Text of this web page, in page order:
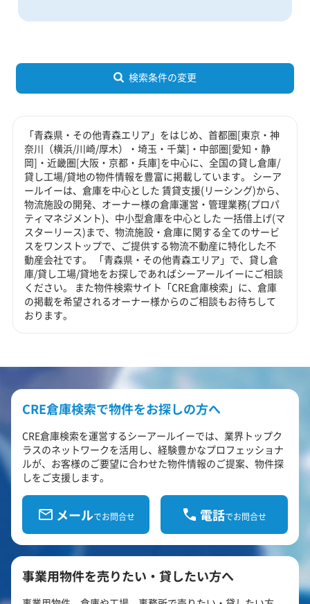
検索条件の変更
「青森県・その他青森エリア」をはじめ、首都圏[東京・神
奈川（横浜/川崎/厚木）・埼玉・千葉]・中部圏[愛知・静
岡]・近畿圏[大阪・京都・兵庫]を中心に、全国の貸し倉庫/
貸し工場/貸地の物件情報を豊富に掲載しています。 シーア
ールイーは、倉庫を中心とした 賃貸支援(リーシング)から、
物流施設の開発、オーナー様の倉庫運営・管理業務(プロパ
ティマネジメント)、中小型倉庫を中心とした 一括借上げ(マ
スターリース)まで、物流施設・倉庫に関する全てのサービ
スをワンストップで、ご提供する物流不動産に特化した不
動産会社です。 「青森県・その他青森エリア」で、貸し倉
庫/貸し工場/貸地をお探しであればシーアールイーにご相談
ください。 また物件検索サイト「CRE倉庫検索」に、倉庫
の掲載を希望されるオーナー様からのご相談もお待ちして
おります。
CRE倉庫検索で物件をお探しの方へ
CRE倉庫検索を運営するシーアールイーでは、業界トップク
ラスのネットワークを活用し、経験豊かなプロフェッショナ
ルが、お客様のご要望に合わせた物件情報のご提案、物件探
しをご支援します。
メールでお問合せ 電話でお問合せ
事業用物件を売りたい・貸したい方へ